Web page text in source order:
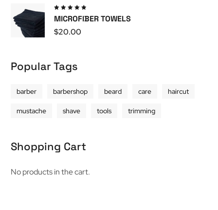
5.00 su
MICROFIBER TOWELS
$20.00
Popular Tags
barber barbershop beard care haircut
mustache shave tools trimming
Shopping Cart
No products in the cart.